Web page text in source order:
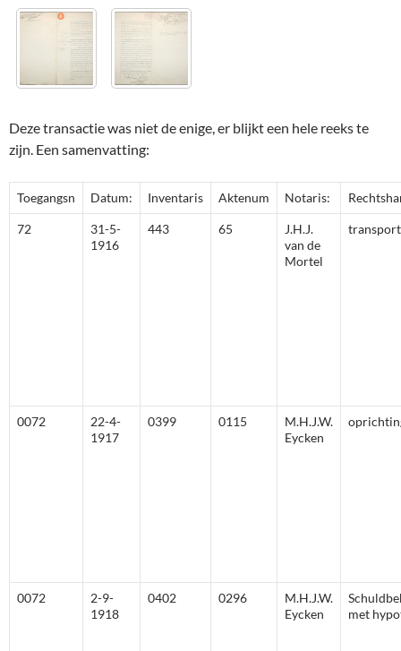
Deze transactie was niet de enige, er blijkt een hele reeks te
zijn. Een samenvatting:
Toegangsn Datum: Inventaris Aktenum Notaris:
72
31-5-
1916
443 65
J.H.J.
van de
Mortel
transport
0072
22-4-
1917
0399 0115
M.H.J.W.
Eycken
0072
2-9-
1918
0402 0296
M.H.J.W.
Eycken
met